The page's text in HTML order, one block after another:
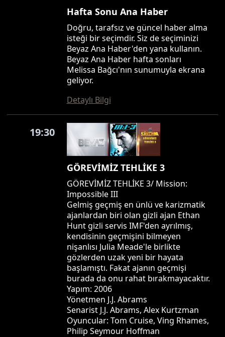
Hafta Sonu Ana Haber
Doğru, tarafsız ve güncel haber alma
isteği bir seçimdir. Siz de seçiminizi
Beyaz Ana Haber'den yana kullanın.
Beyaz Ana Haber hafta sonları
Melissa Bağcı'nın sunumuyla ekrana
geliyor.
Detaylı Bilgi
19:30
GÖREVİMİZ TEHLİKE 3
GÖREVİMİZ TEHLİKE 3/ Mission:
Impossible III
Gelmiş geçmiş en ünlü ve karizmatik
ajanlardan biri olan gizli ajan Ethan
Hunt gizli servis IMF'den ayrılmış,
kendisinin geçmişini bilmeyen
nişanlısı Julia Meade'le birlikte
gözlerden uzak yeni bir hayata
başlamıştı. Fakat ajanın geçmişi
burada da onu rahat bırakmayacaktır.
Yapım: 2006
Yönetmen J.J. Abrams
Senarist J.J. Abrams, Alex Kurtzman
Oyuncular: Tom Cruise, Ving Rhames,
Philip Seymour Hoffman